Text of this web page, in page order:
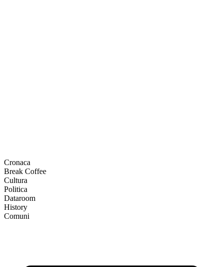
Cronaca
Break Coffee
Cultura
Politica
Dataroom
History
Comuni